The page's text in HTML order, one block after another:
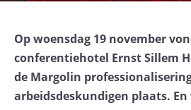
Op woensdag 19 november
conferentiehotel Ernst Sillem
de Margolin
arbeidsdeskundigen plaats.